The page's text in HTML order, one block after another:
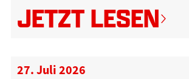
JETZT LESEN
27. Juli 2026